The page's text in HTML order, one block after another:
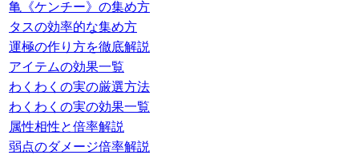
亀《ケンチー》の集め方
タスの効率的な集め方
運極の作り方を徹底解説
アイテムの効果一覧
わくわくの実の厳選方法
わくわくの実の効果一覧
属性相性と倍率解説
弱点のダメージ倍率解説